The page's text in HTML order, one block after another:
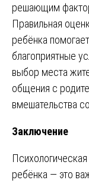
решающим
Правильная
ребёнка
благоприятные
выбор места
общения с
вмешательства
Заключение
ребёнка — это